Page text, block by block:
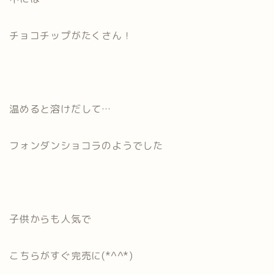
チョコチップがたくさん！
温めると溶けだして…
フォンダンショコラのようでした
子供からも人気で
こちらがすぐ完売に(*^^*)